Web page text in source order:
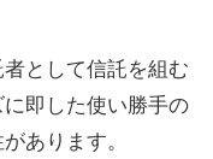
として信託を組む
即した使い勝手の
あります。